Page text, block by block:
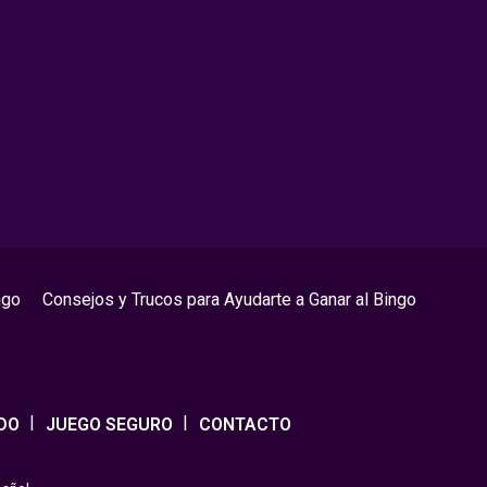
Consejos y Trucos para Ayudarte a Ganar al Bingo
JUEGO SEGURO CONTACTO